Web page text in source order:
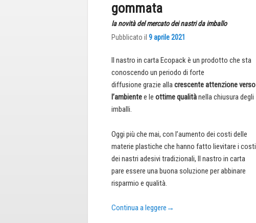
gommata
la novità del mercato dei nastri da imballo
Pubblicato il 9 aprile 2021
Il nastro in carta Ecopack è un prodotto che sta
conoscendo un periodo di forte
diffusione grazie allacrescente attenzione verso
l’ambientee le ottime qualitànella chiusura degli
imballi.
Oggi più che mai, con l’aumento dei costi delle
materie plastiche che hanno fatto lievitare i costi
dei nastri adesivi tradizionali, Il nastro in carta
pare essere una buona soluzione per abbinare
risparmio e qualità.
Continua a leggere →